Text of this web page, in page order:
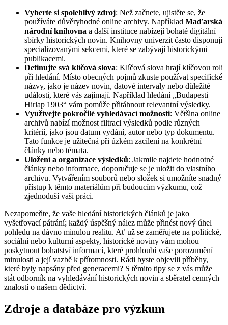
Vyberte si spolehlivý zdroj: Než začnete, ujistěte se, že
používáte důvěryhodné online archivy. Například Maďarská
národní knihovna a další instituce nabízejí bohaté digitální
sbírky historických novin. Knihovny univerzit často disponují
specializovanými sekcemi, které se zabývají historickými
publikacemi.
Definujte svá klíčová slova: Klíčová slova hrají klíčovou roli
při hledání. Místo obecných pojmů zkuste používat specifické
názvy, jako je název novin, datové intervaly nebo důležité
události, které vás zajímají. Například hledání „Budapesti
Hirlap 1903“ vám pomůže přitáhnout relevantní výsledky.
Využívejte pokročilé vyhledávací možnosti: Většina online
archivů nabízí možnost filtraci výsledků podle různých
kritérií, jako jsou datum vydání, autor nebo typ dokumentu.
Tato funkce je užitečná při úzkém zacílení na konkrétní
články nebo témata.
Uložení a organizace výsledků: Jakmile najdete hodnotné
články nebo informace, doporučuje se je uložit do vlastního
archivu. Vytvářením souborů nebo složek si umožníte snadný
přístup k těmto materiálům při budoucím výzkumu, což
zjednoduší vaši práci.
Nezapomeňte, že vaše hledání historických článků je jako
vyšetřovací pátrání; každý úspěšný nález může přinést nový úhel
pohledu na dávno minulou realitu. Ať už se zaměřujete na politické,
sociální nebo kulturní aspekty, historické noviny vám mohou
poskytnout bohatství informací, které prohloubí vaše porozumění
minulosti a její vazbě k přítomnosti. Rádi byste objevili příběhy,
které byly napsány před generacemi? S těmito tipy se z vás může
stát odborník na vyhledávání historických novin a sběratel cenných
znalostí o našem dědictví.
Zdroje a databáze pro výzkum